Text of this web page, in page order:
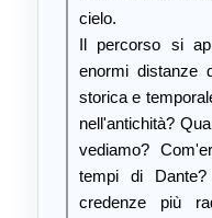
cielo.
Il percorso si
enormi distanze
storica e
nell'antichità?
vediamo?
tempi di
credenze più